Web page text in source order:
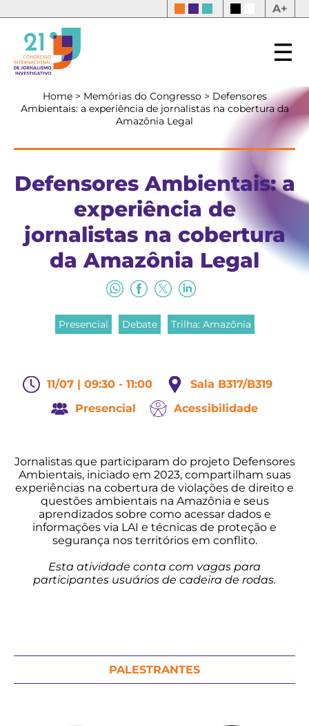
A+
Home > Memórias do Congresso > Defensores
Ambientais: a experiência de jornalistas na cobertura da
Amazônia Legal
Defensores Ambientais: a
experiência de
jornalistas na cobertura
da Amazônia Legal
Presencial Debate Trilha: Amazônia
11/07 | 09:30 - 11:00
Sala B317/B319
Presencial
Acessibilidade
Jornalistas que participaram do projeto Defensores
Ambientais, iniciado em 2023, compartilham suas
experiências na cobertura de violações de direito e
questões ambientais na Amazônia e seus
aprendizados sobre como acessar dados e
informações via LAI e técnicas de proteção e
segurança nos territórios em conflito.
Esta atividade conta com vagas para
participantes usuários de cadeira de rodas.
PALESTRANTES